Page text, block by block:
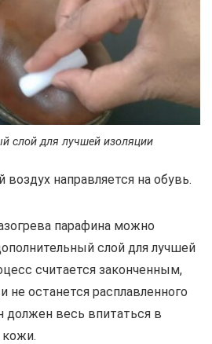
слой для лучшей изоляции
воздух направляется на обувь.
парафина можно
слой для лучшей
считается законченным,
не останется расплавленного
должен весь впитаться в
кожи.